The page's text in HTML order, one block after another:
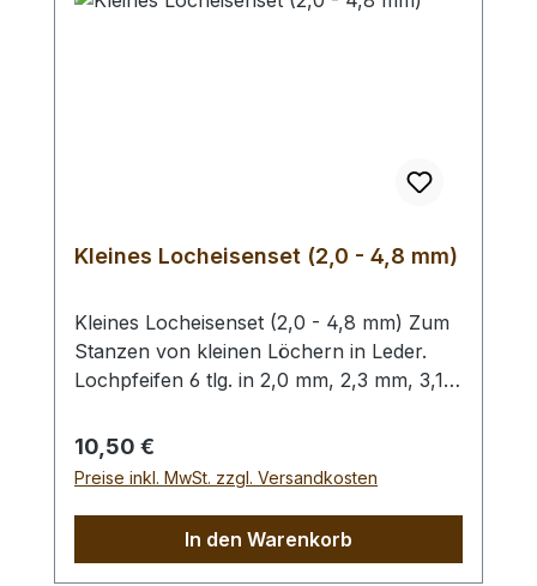
Kleines Locheisenset (2,0 - 4,8 mm)
Kleines Locheisenset (2,0 - 4,8 mm) Zum
Stanzen von kleinen Löchern in Leder.
Lochpfeifen 6 tlg. in 2,0 mm, 2,3 mm, 3,1
benutzen Sie zum Schlagen unbedingt
einen geeigneten Hammer (keinen
Stahlhammer) und eine geeignete
eine Beschädigung des Werkzeugs
Regulärer Preis:
10,50 €
Preise inkl. MwSt. zzgl. Versandkosten
In den Warenkorb